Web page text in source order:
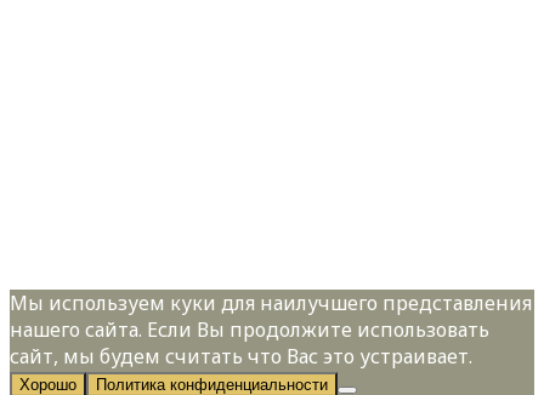
Мы используем куки для наилучшего представления
нашего сайта. Если Вы продолжите использовать
сайт, мы будем считать что Вас это устраивает.
Хорошо Политика конфиденциальности